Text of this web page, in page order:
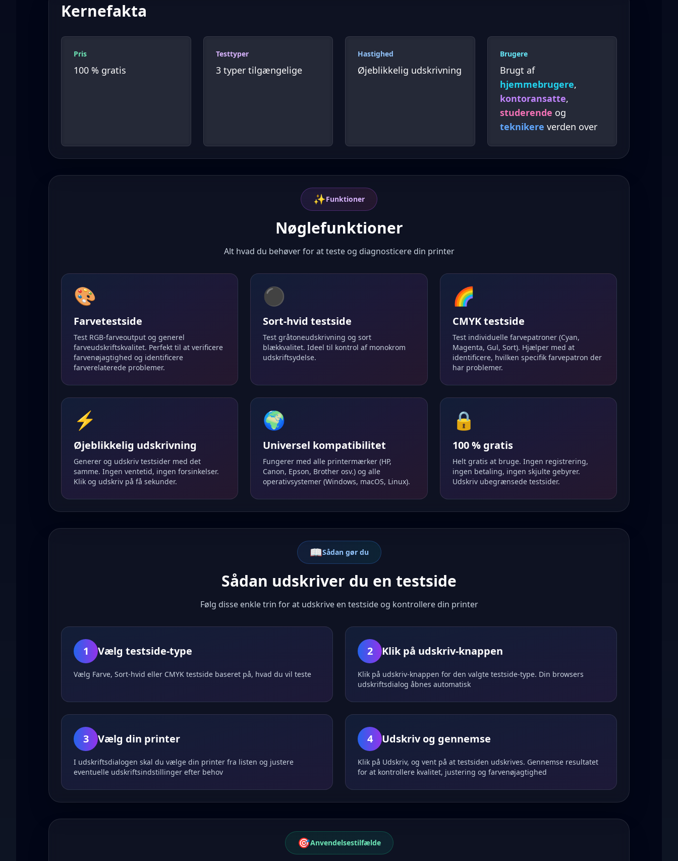
Kernefakta
Pris
100 % gratis
Testtyper
3 typer tilgængelige
Hastighed
Øjeblikkelig udskrivning
Brugere
Brugt af
hjemmebrugere,
kontoransatte,
studerende og
teknikere verden over
✨Funktioner
Nøglefunktioner
Alt hvad du behøver for at teste og diagnosticere din printer
🎨
Farvetestside
Test RGB-farveoutput og generel
farveudskriftskvalitet. Perfekt til at verificere
farvenøjagtighed og identificere
farverelaterede problemer.
⚫
Sort-hvid testside
Test gråtoneudskrivning og sort
blækkvalitet. Ideel til kontrol af monokrom
udskriftsydelse.
🌈
CMYK testside
Test individuelle farvepatroner (Cyan,
Magenta, Gul, Sort). Hjælper med at
identificere, hvilken specifik farvepatron der
har problemer.
⚡
Øjeblikkelig udskrivning
Generer og udskriv testsider med det
samme. Ingen ventetid, ingen forsinkelser.
Klik og udskriv på få sekunder.
🌍
Universel kompatibilitet
Fungerer med alle printermærker (HP,
Canon, Epson, Brother osv.) og alle
operativsystemer (Windows, macOS, Linux).
🔒
100 % gratis
Helt gratis at bruge. Ingen registrering,
ingen betaling, ingen skjulte gebyrer.
Udskriv ubegrænsede testsider.
📖Sådan gør du
Sådan udskriver du en testside
Følg disse enkle trin for at udskrive en testside og kontrollere din printer
1 Vælg testside-type
Vælg Farve, Sort-hvid eller CMYK testside baseret på, hvad du vil teste
2 Klik på udskriv-knappen
Klik på udskriv-knappen for den valgte testside-type. Din browsers
udskriftsdialog åbnes automatisk
3 Vælg din printer
I udskriftsdialogen skal du vælge din printer fra listen og justere
eventuelle udskriftsindstillinger efter behov
4 Udskriv og gennemse
Klik på Udskriv, og vent på at testsiden udskrives. Gennemse resultatet
for at kontrollere kvalitet, justering og farvenøjagtighed
🎯Anvendelsestilfælde